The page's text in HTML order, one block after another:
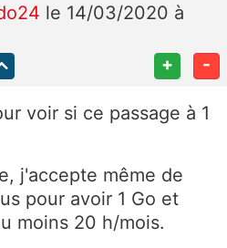
le 14/03/2020 à
+ -
voir si ce passage à 1
j'accepte même de
pour avoir 1 Go et
moins 20 h/mois.